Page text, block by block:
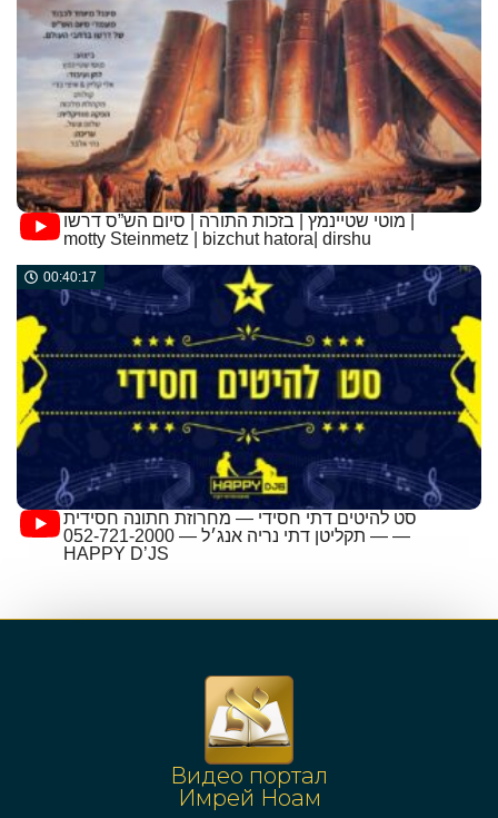
מוטי שטיינמץ | בזכות התורה | סיום הש”ס דרשו |
motty Steinmetz | bizchut hatora| dirshu
00:40:17
סט להיטים דתי חסידי — מחרוזת חתונה חסידית
— תקליטן דתי נריה אנג׳ל — 052-721-2000 —
HAPPY D’JS
Видео портал
Имрей Ноам